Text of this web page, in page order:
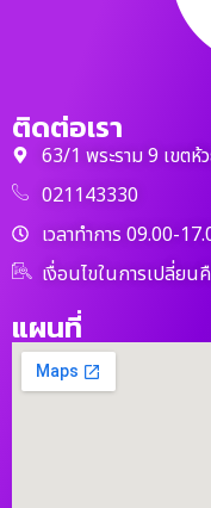
ติดต่อเรา
63/1 พระราม 9 เขตห้
021143330
เวลาทำการ 09.00-
เงื่อนไขในการเปลี่ย
แผนที่